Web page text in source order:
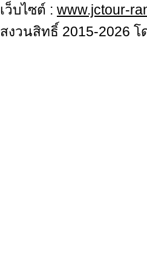
เว็บไซต์ : www.jctour-
สงวนสิทธิ์ 2015-2026 โ